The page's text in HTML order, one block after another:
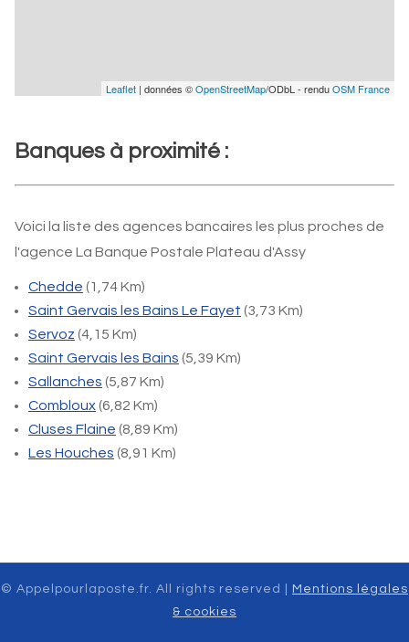
Leaflet | données ©OpenStreetMap/ODbL - renduOSM France
Banques à proximité :
Voici la liste des agences bancaires les plus proches de
l'agence La Banque Postale Plateau d'Assy
Chedde (1,74 Km)
Saint Gervais les Bains Le Fayet (3,73 Km)
Servoz (4,15 Km)
Saint Gervais les Bains (5,39 Km)
Sallanches (5,87 Km)
Combloux(6,82 Km)
Cluses Flaine (8,89 Km)
Les Houches (8,91 Km)
© Appelpourlaposte.fr. All rights reserved |
Mentions légales
& cookies